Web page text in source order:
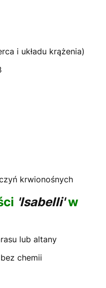
i układu krążenia)
krwionośnych
'Isabelli' w
lub altany
chemii